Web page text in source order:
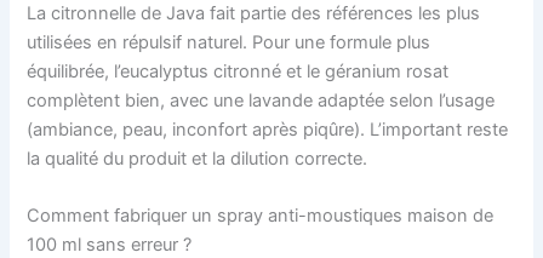
La citronnelle de Java fait partie des références les plus
utilisées en répulsif naturel. Pour une formule plus
équilibrée, l’eucalyptus citronné et le géranium rosat
complètent bien, avec une lavande adaptée selon l’usage
(ambiance, peau, inconfort après piqûre). L’important reste
la qualité du produit et la dilution correcte.
Comment fabriquer un spray anti-moustiques maison de
100 ml sans erreur ?